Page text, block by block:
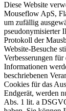
Diese Website
Mouseflow ApS,
um zufällig
pseudonymisierter
Protokoll der
Website-Besuche
Verbesserungen
Informationen
beschriebenen
Cookies für das
Endgerät, werden
Abs. 1 lit. a